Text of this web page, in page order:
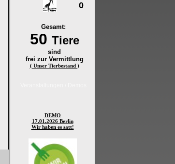
0
Gesamt:
50 Tiere
sind
frei zur Vermittlung
( Unser Tierbestand )
DEMO
17.01.2026 Berlin
Wir haben es satt!